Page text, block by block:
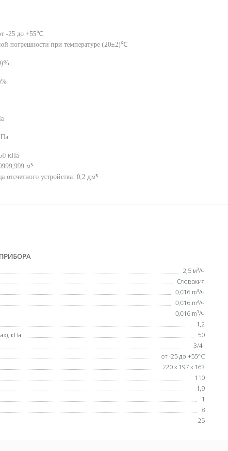
-25 до +55℃
погрешности при температуре (20±2)℃
Па
кПа
м³
отсчетного устройства: 0,2 дм³
2,5 м³/ч
Словакия
0,016 m³/ч
0,016 m³/ч
0,016 m³/ч
1,2
кПа
50
3/4"
от -25 до +55°С
220 х 197 х 163
110
1,9
1
8
25